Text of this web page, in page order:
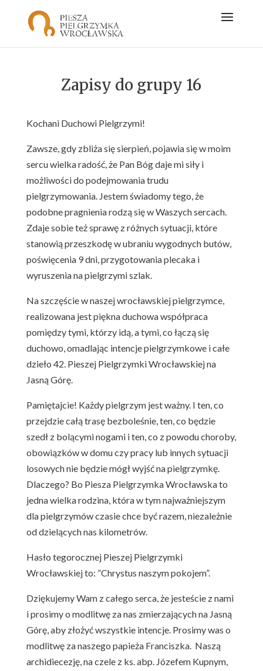
Zapisy do grupy 16
Kochani Duchowi Pielgrzymi!
Zawsze, gdy zbliża się sierpień, pojawia się w moim
sercu wielka radość, że Pan Bóg daje mi siły i
możliwości do podejmowania trudu
pielgrzymowania. Jestem świadomy tego, że
podobne pragnienia rodzą się w Waszych sercach.
Zdaje sobie też sprawę z różnych sytuacji, które
stanowią przeszkodę w ubraniu wygodnych butów,
poświęcenia 9 dni, przygotowania plecaka i
wyruszenia na pielgrzymi szlak.
Na szczęście w naszej wrocławskiej pielgrzymce,
realizowana jest piękna duchowa współpraca
pomiędzy tymi, którzy idą, a tymi, co łączą się
duchowo, omadlając intencje pielgrzymkowe i całe
dzieło 42. Pieszej Pielgrzymki Wrocławskiej na
Jasną Górę.
Pamiętajcie! Każdy pielgrzym jest ważny. I ten, co
przejdzie całą trasę bezboleśnie, ten, co będzie
szedł z bolącymi nogami i ten, co z powodu choroby,
obowiązków w domu czy pracy lub innych sytuacji
losowych nie będzie mógł wyjść na pielgrzymkę.
Dlaczego? Bo Piesza Pielgrzymka Wrocławska to
jedna wielka rodzina, która w tym najważniejszym
dla pielgrzymów czasie chce być razem, niezależnie
od dzielących nas kilometrów.
Hasło tegorocznej Pieszej Pielgrzymki
Wrocławskiej to: ”Chrystus naszym pokojem”.
Dziękujemy Wam z całego serca, że jesteście z nami
i prosimy o modlitwę za nas zmierzających na Jasną
Górę, aby złożyć wszystkie intencje. Prosimy was o
modlitwę za naszego papieża Franciszka. Naszą
archidiecezję, na czele z ks. abp. Józefem Kupnym,